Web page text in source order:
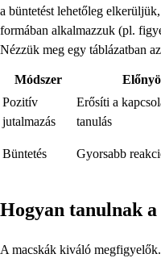
a büntetést lehetőleg
formában alkalmazzuk (pl.
Nézzük meg egy táblázatban
Módszer
Pozitív
jutalmazás
Erősíti a
tanulás
Büntetés Gyorsabb
Hogyan tanulnak
A macskák kiváló